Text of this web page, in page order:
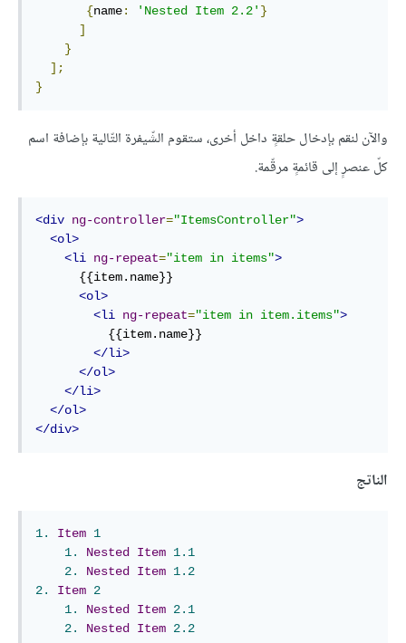
{name: 'Nested Item 2.2' }
]
}
];
}
والآن لنقم بإدخال حلقةٍ داخل أخرى، ستقوم الشّيفرة التّالية بإضافة اسم
كلّ عنصرٍ إلى قائمةٍ مرقّمة.
<div ng-controller="ItemsController">
<ol>
<li ng-repeat="item in items">
<ol>
<li ng-repeat="item in item.items">
</li>
</ol>
</li>
</ol>
</div>
الناتج
1. Item 1
1.
Nested Item 1.1
2.
Nested Item 1.2
2.
Item 2
1.
Nested Item 2.1
2.
Nested Item 2.2